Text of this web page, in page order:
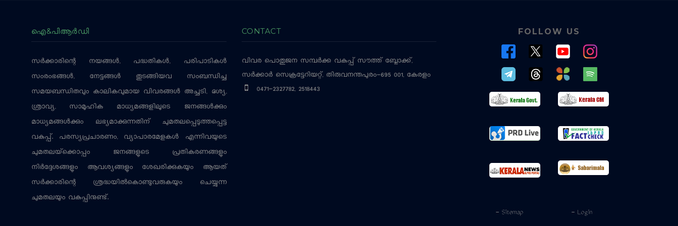
ഐ&പിആര്‍ഡി
സര്‍ക്കാരിന്റെ നയങ്ങള്‍, പദ്ധതികള്‍, പരിപാടികള്‍
സംരംഭങ്ങള്‍, നേട്ടങ്ങള്‍ തുടങ്ങിയവ സംബന്ധിച്ച
സമയബന്ധിതവും കാലികവുമായ വിവരങ്ങള്‍ അച്ചടി, ദൃശ്യ,
ശ്രാവ്യ, സാമൂഹിക മാധ്യമങ്ങളിലൂടെ ജനങ്ങള്‍ക്കും
മാധ്യമങ്ങള്‍ക്കും ലഭ്യമാക്കുന്നതിന് ചുമതലപ്പെടുത്തപ്പെട്ട
വകുപ്പ്. പരസ്യപ്രചാരണം, വ്യാപാരമേളകള്‍ എന്നിവയുടെ
ചുമതലയ്‌ക്കൊപ്പം ജനങ്ങളുടെ പ്രതികരണങ്ങളും
നിര്‍ദ്ദേശങ്ങളും ആവശ്യങ്ങളും ശേഖരിക്കുകയും ആയത്
സര്‍ക്കാരിന്റെ ശ്രദ്ധയില്‍കൊണ്ടുവരുകയും ചെയ്യുന്ന
ചുമതലയും വകുപ്പിനുണ്ട്.
CONTACT
വിവര പൊതുജന സമ്പര്‍ക്ക വകുപ്പ് സൗത്ത് ബ്ലോക്ക്,
സര്‍ക്കാര്‍ സെക്രട്ടേറിയറ്റ്, തിരുവനന്തപുരം-695 001, കേരളം
0471-2327782, 2518443
FOLLOW US
- Login
- Sitemap